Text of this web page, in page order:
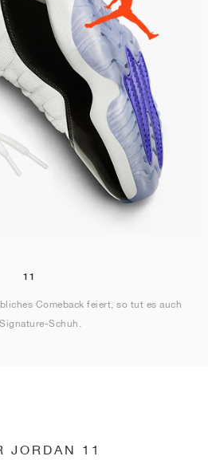
11
Comeback feiert, so tut es auch
Schuh.
JORDAN 11